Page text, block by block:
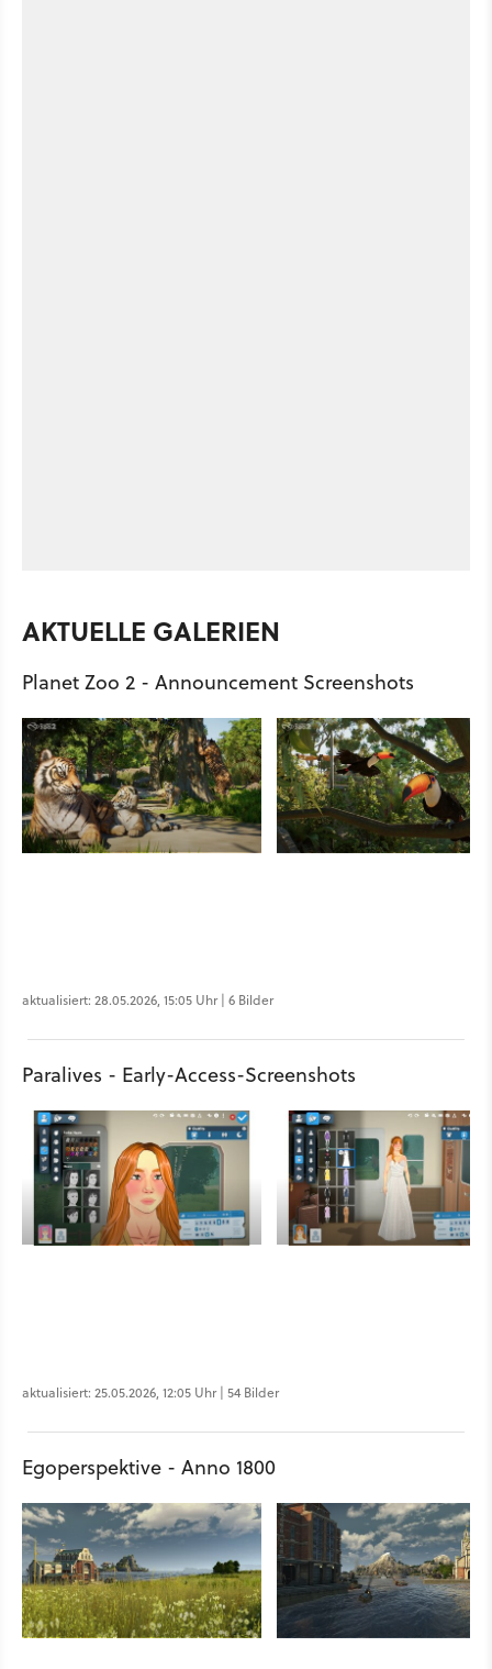
AKTUELLE GALERIEN
Planet Zoo 2 - Announcement Screenshots
aktualisiert: 28.05.2026, 15:05 Uhr | 6 Bilder
Paralives - Early-Access-Screenshots
aktualisiert: 25.05.2026, 12:05 Uhr | 54 Bilder
Egoperspektive - Anno 1800